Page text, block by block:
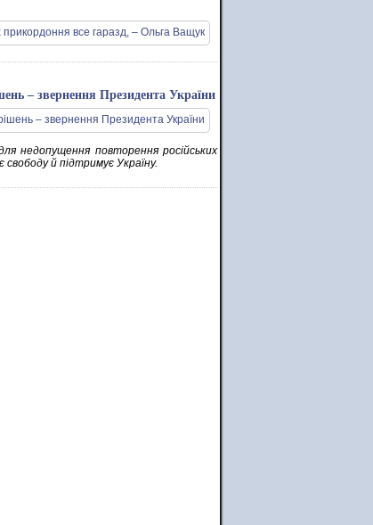
– звернення Президента України
недопущення повторення російських
й підтримує Україну.